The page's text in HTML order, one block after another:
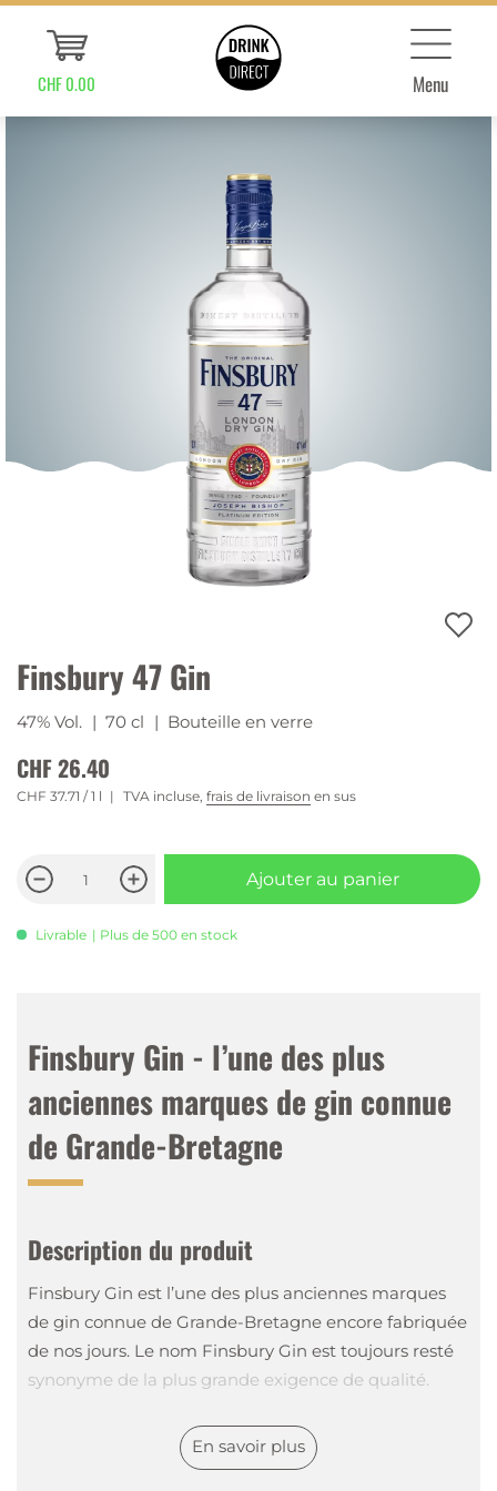
CHF 0.00 Menu
Finsbury 47 Gin
47% Vol. | 70 cl | Bouteille en verre
CHF 26.40
CHF 37.71 / 1 l TVA incluse, frais de livraison en sus
Ajouter au panier
Livrable | Plus de 500 en stock
Finsbury Gin - l’une des plus
anciennes marques de gin connue
de Grande-Bretagne
Description du produit
Finsbury Gin est l’une des plus anciennes marques
de gin connue de Grande-Bretagne encore fabriquée
de nos jours. Le nom Finsbury Gin est toujours resté
synonyme de la plus grande exigence de qualité.
Le Finsbury 47 présente un degré d’alcool assez élevé
En savoir plus